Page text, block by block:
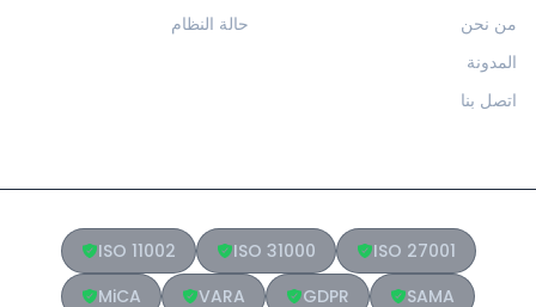
من نحن
المدونة
اتصل بنا
حالة النظام
ISO 27001
ISO 31000
ISO 11002
SAMA
GDPR
VARA
MiCA